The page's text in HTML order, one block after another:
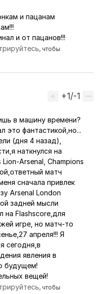
и пацанам
и от пацанов!!!
, чтобы
Вверх
+1/-1
в машину времени?
это фантастикой,но...
(дня 4 назад),
наткнулся на
Arsenal, Champions
матч
сначала привлек
Arsenal London
задней мысли
на Flashscore,для
игре, но матч-то
апреля!!! Я
сегодня,в
явления в
будущем!
вещей!
, чтобы